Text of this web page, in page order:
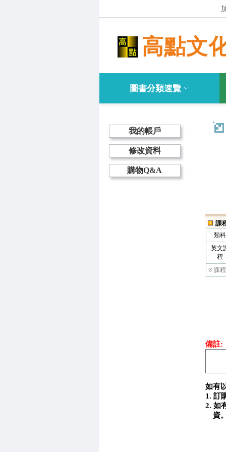
高點文
圖書分類速覽
我的帳戶
修改資料
購物Q&A
課
類科
英文
程
※課程
備註:
如有
1. 訂
2. 如
資。